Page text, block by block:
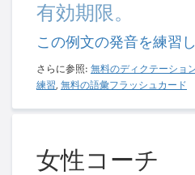
有効期限。
この例文の発音を練習し
さらに参照: 無料のディクテーショ
練習, 無料の語彙フラッシュカード
女性コーチ